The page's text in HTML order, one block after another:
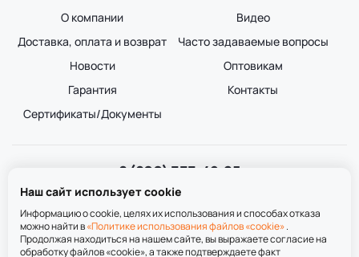
О компании
Доставка, оплата и возврат
Новости
Гарантия
Сертификаты/Документы
Видео
Часто задаваемые вопросы
Оптовикам
Контакты
8 (800) 333-49-25
Звонок бесплатный
пн-пт 8:00-20:00
сб-вс 9:00-20:00
Наш сайт использует cookie
Информацию о cookie, целях их использования и способах отказа
можно найти в«Политике использования файлов «cookie».
Продолжая находиться на нашем сайте, вы выражаете согласие на
обработку файлов «cookie», а также подтверждаете факт